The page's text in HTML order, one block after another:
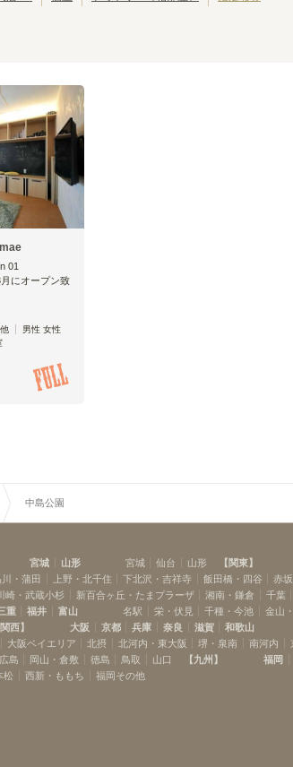
01
にオープン致
男性 女性
中島公園
宮城 山形 宮城 仙台 山形 【関東】
・蒲田 上野・北千住 下北沢・吉祥寺 飯田橋・四谷 赤
川崎・武蔵小杉 新百合ヶ丘・たまプラーザ 湘南・鎌倉 千葉
重 福井 富山 名駅 栄・伏見 千種・今池 金山
関西】 大阪 京都 兵庫 奈良 滋賀 和歌山
大阪ベイエリア 北摂 北河内・東大阪 堺・泉南 南河内
広島 岡山・倉敷 徳島 鳥取 山口 【九州 】 福岡
松 西新・ももち 福岡その他